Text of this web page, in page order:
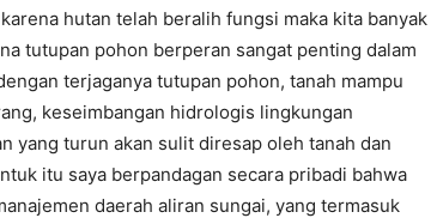
hutan telah beralih fungsi maka kita banyak
tutupan pohon berperan sangat penting dalam
terjaganya tutupan pohon, tanah mampu
keseimbangan hidrologis lingkungan
yang turun akan sulit diresap oleh tanah dan
itu saya berpandagan secara pribadi bahwa
daerah aliran sungai, yang termasuk